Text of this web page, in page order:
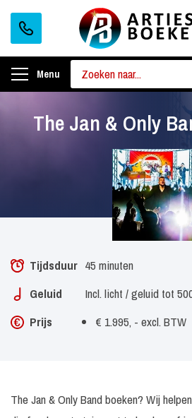
Menu
The Jan & Only
Tijdsduur 45 minuten
Geluid
Incl. licht / geluid tot
Prijs
€ 1.995, - excl. BTW
The Jan & Only Band boeken? Wij